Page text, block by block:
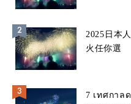
2025日本人氣煙
火任你選
7 เทศกาล